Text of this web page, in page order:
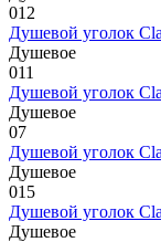
012
Душевой уголок
Душевое
011
Душевой уголок
Душевое
07
Душевой уголок
Душевое
015
Душевой уголок
Душевое